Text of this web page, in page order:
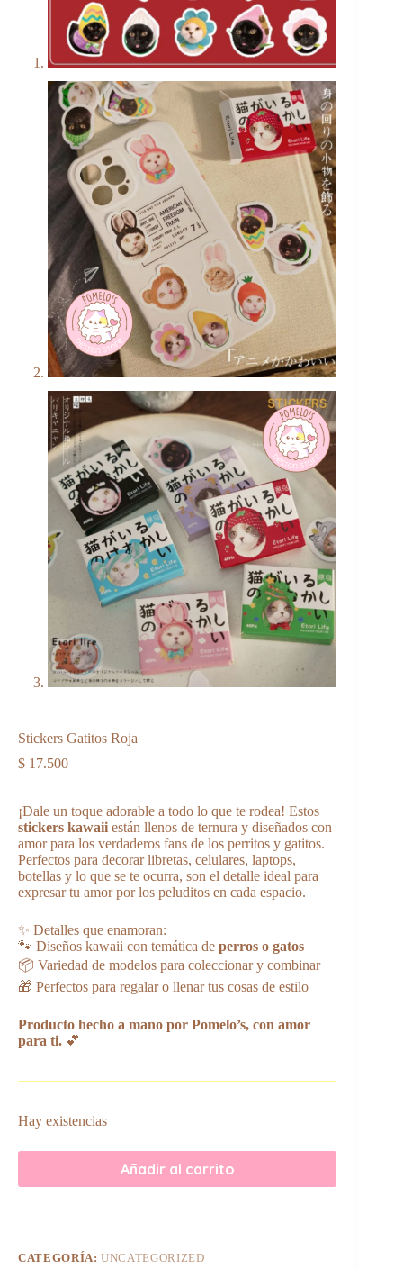
Stickers Gatitos Roja
$ 17.500
¡Dale un toque adorable a todo lo que te rodea! Estos
stickers kawaii están llenos de ternura y diseñados con
amor para los verdaderos fans de los perritos y gatitos.
Perfectos para decorar libretas, celulares, laptops,
botellas y lo que se te ocurra, son el detalle ideal para
expresar tu amor por los peluditos en cada espacio.
✨ Detalles que enamoran:
🐾 Diseños kawaii con temática de perros o gatos
📦 Variedad de modelos para coleccionar y combinar
🎁 Perfectos para regalar o llenar tus cosas de estilo
Producto hecho a mano por Pomelo’s, con amor
para ti. 💕
Hay existencias
Añadir al carrito
CATEGORÍA:UNCATEGORIZED